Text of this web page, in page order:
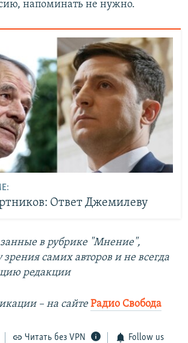
напоминать не нужно.
Ответ Джемилеву
в рубрике "Мнение",
зрения самих авторов и не всегда
редакции
– на сайтеРадио Свобода
Читать без VPN Follow us